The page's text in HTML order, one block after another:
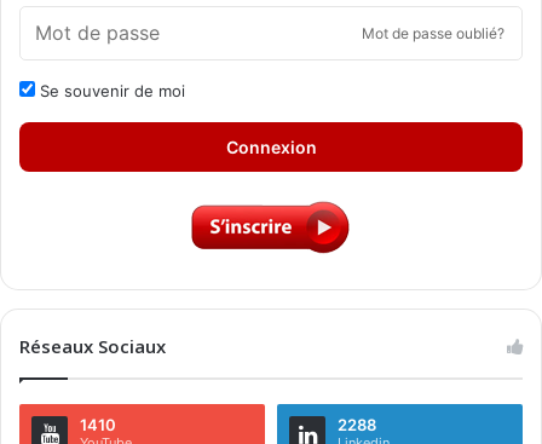
Mot de passe oublié?
Se souvenir de moi
Connexion
Réseaux Sociaux
1410 2288